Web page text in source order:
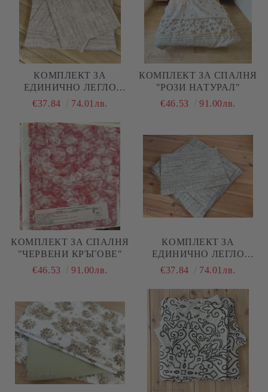
КОМПЛЕКТ ЗА
ЕДИНИЧНО ЛЕГЛО
"РОЗОВ МЕЛАНЖ"
€37.84 74.01лв.
КОМПЛЕКТ ЗА СПАЛНЯ
"РОЗИ НАТУРАЛ"
€46.53
91.00лв.
КОМПЛЕКТ ЗА СПАЛНЯ
"ЧЕРВЕНИ КРЪГОВЕ"
€46.53
91.00лв.
КОМПЛЕКТ ЗА
ЕДИНИЧНО ЛЕГЛО
"МЕНТА МЕЛАНЖ"
€37.84 74.01лв.